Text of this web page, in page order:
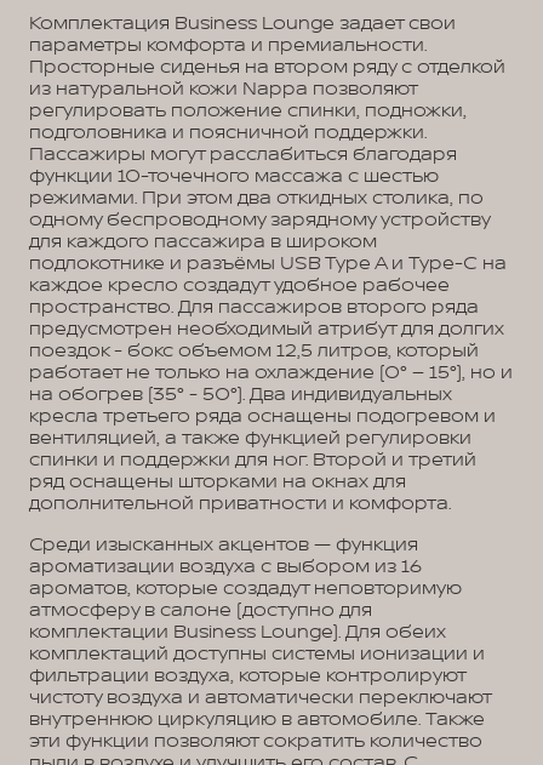
Комплектация Business Lounge задает свои
параметры комфорта и премиальности.
Просторные сиденья на втором ряду с отделкой
из натуральной кожи Nappa позволяют
регулировать положение спинки, подножки,
подголовника и поясничной поддержки.
Пассажиры могут расслабиться благодаря
функции 10-точечного массажа с шестью
режимами. При этом два откидных столика, по
одному беспроводному зарядному устройству
для каждого пассажира в широком
подлокотнике и разъёмы USB Type A и Type-C на
каждое кресло создадут удобное рабочее
пространство. Для пассажиров второго ряда
предусмотрен необходимый атрибут для долгих
поездок - бокс объемом 12,5 литров, который
работает не только на охлаждение (0° – 15°), но и
на обогрев (35° - 50°). Два индивидуальных
кресла третьего ряда оснащены подогревом и
вентиляцией, а также функцией регулировки
спинки и поддержки для ног. Второй и третий
ряд оснащены шторками на окнах для
дополнительной приватности и комфорта.
Среди изысканных акцентов — функция
ароматизации воздуха с выбором из 16
ароматов, которые создадут неповторимую
атмосферу в салоне (доступно для
комплектации Business Lounge). Для обеих
комплектаций доступны системы ионизации и
фильтрации воздуха, которые контролируют
чистоту воздуха и автоматически переключают
внутреннюю циркуляцию в автомобиле. Также
эти функции позволяют сократить количество